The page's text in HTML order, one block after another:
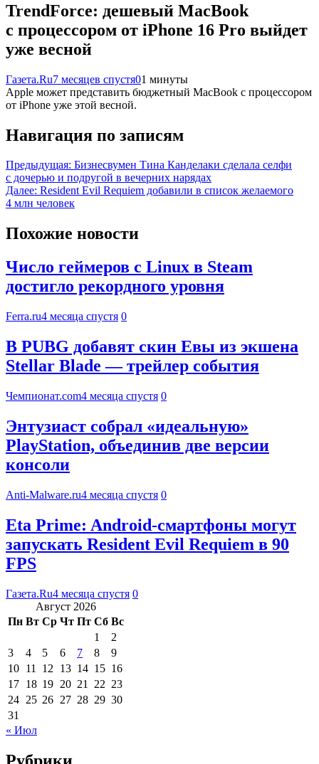
TrendForce: дешевый MacBook
с процессором от iPhone 16 Pro выйдет
уже весной
Газета.Ru7 месяцев спустя01 минуты
Apple может представить бюджетный MacBook с процессором
от iPhone уже этой весной.
Навигация по записям
Предыдущая: Бизнесвумен Тина Канделаки сделала селфи
с дочерью и подругой в вечерних нарядах
Далее: Resident Evil Requiem добавили в список желаемого
4 млн человек
Похожие новости
Число геймеров с Linux в Steam
достигло рекордного уровня
Ferra.ru4 месяца спустя 0
В PUBG добавят скин Евы из экшена
Stellar Blade — трейлер события
Чемпионат.com4 месяца спустя 0
Энтузиаст собрал «идеальную»
PlayStation, объединив две версии
консоли
Anti-Malware.ru4 месяца спустя 0
Eta Prime: Android-смартфоны могут
запускать Resident Evil Requiem в 90
FPS
Газета.Ru4 месяца спустя 0
Август 2026
Пн Вт Ср Чт Пт Сб Вс
1
2
3
4 5 6 7 8
9
10 11 12 13 14 15 16
17 18 19 20 21 22 23
24 25 26 27 28 29 30
31
« Июл
Рубрики